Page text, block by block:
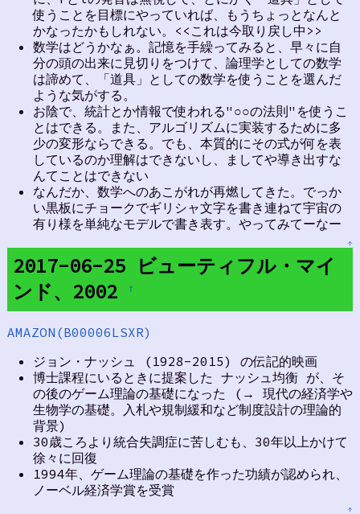
使うことを目標にやっていれば、もうちょっとなんと
かなったかもしれない。<<これは今取り戻し中>>
数学はどうかなぁ。記憶を手繰ってみると、早々に自
分の頭の出来に見切りをつけて、論理学としての数学
は諦めて、「道具」としての数学を使うことを選んだ
ような気がする。
お陰で、統計とか情報で使われる"○○の法則"を使うこ
とはできる。また、アルゴリズムに実装するために多
少の変形ならできる。でも、本質的にその式が何を表
しているのか理解はできないし、ましてや導き出すな
んてことはできない
なんだか、数学へのあこがれが再燃してきた。でっか
い黒板にチョークでギリシャ文字を書き連ねて宇宙の
有り様を単純なモデルで書き表す。やってみてーなー
↑
2017-06-25 ビューティフル・マイ
ンド、2002
†
AMAZON(B00006LSXR)
ジョン・ナッシュ (1928-2015) の伝記的映画
博士課程にいるときに提案した ナッシュ均衡 が、そ
の後のゲーム理論の基礎になった (→ 現代の経済学や
生物学の基礎。入札や規制緩和など制度設計の理論的
背景)
30歳ころより統合失調症に苦しむも、30年以上かけて
徐々に回復
1994年、ゲーム理論の基礎を作った功績が認められ、
ノーベル経済学賞を受賞
↑